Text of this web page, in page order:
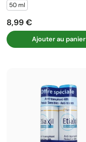
50 ml
Prix
8,99 €
Ajouter au panier